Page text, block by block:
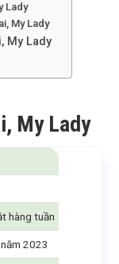
Lady
My Lady
My Lady
My Lady
hàng tuần
2023